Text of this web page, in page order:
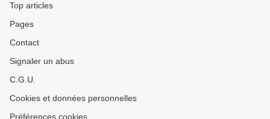
Top articles
Pages
Contact
Signaler un abus
C.G.U.
Cookies et données personnelles
Préférences cookies